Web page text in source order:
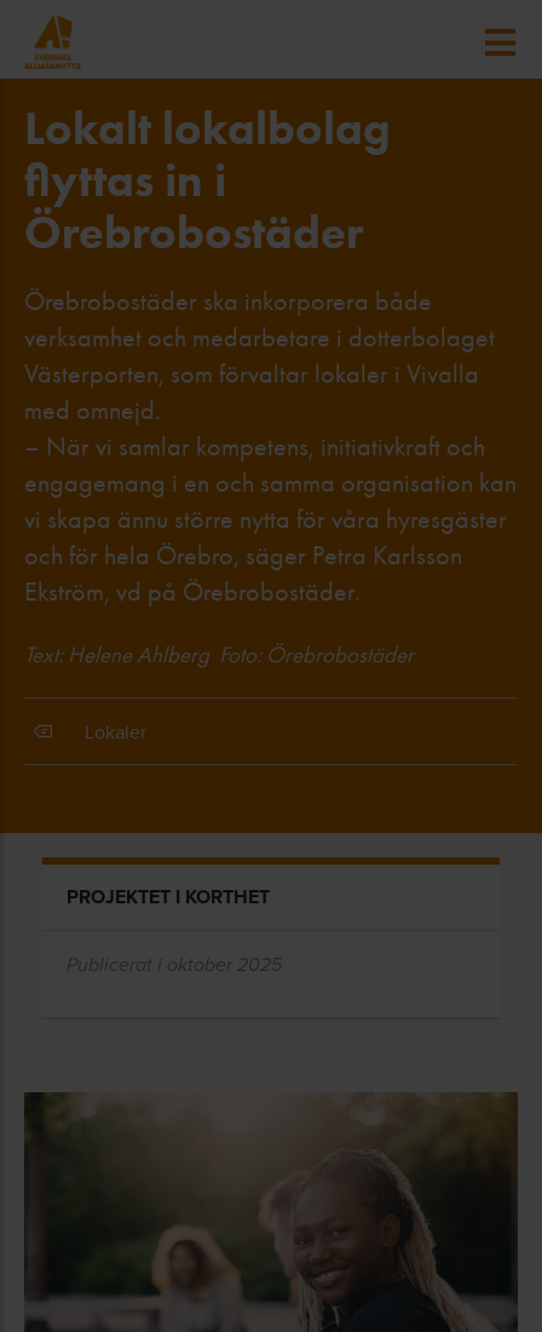
Lokalt lokalbolag
flyttas in i
Örebrobostäder
Örebrobostäder ska inkorporera både
verksamhet och medarbetare i dotterbolaget
Västerporten, som förvaltar lokaler i Vivalla
med omnejd.
– När vi samlar kompetens, initiativkraft och
engagemang i en och samma organisation kan
vi skapa ännu större nytta för våra hyresgäster
och för hela Örebro, säger Petra Karlsson
Ekström, vd på Örebrobostäder.
Text: Helene Ahlberg Foto: Örebrobostäder
Lokaler
PROJEKTET I KORTHET
Publicerat i oktober 2025